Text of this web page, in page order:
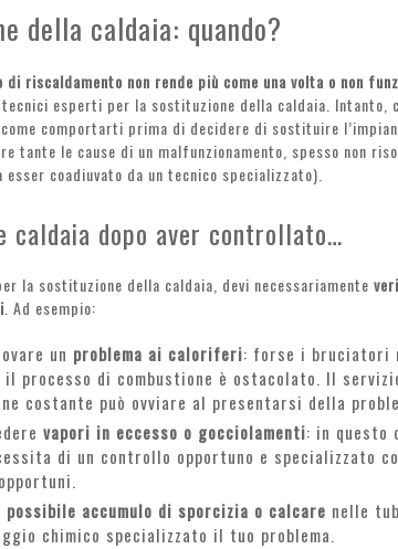
della caldaia: quando?
riscaldamento non rende più come una volta o non
esperti per la sostituzione della caldaia. Intanto,
comportarti prima di decidere di sostituire
tante le cause di un malfunzionamento, spesso non
esser coadiuvato da un tecnico specializzato).
caldaia dopo aver controllato…
la sostituzione della caldaia, devi necessariamente
. Ad esempio:
un problema ai caloriferi: forse i bruciatori
il processo di combustione è ostacolato. Il
costante può ovviare al presentarsi della
vapori in eccesso o gocciolamenti: in questo
di un controllo opportuno e specializzato
possibile accumulo di sporcizia o calcare nelle
chimico specializzato il tuo problema.